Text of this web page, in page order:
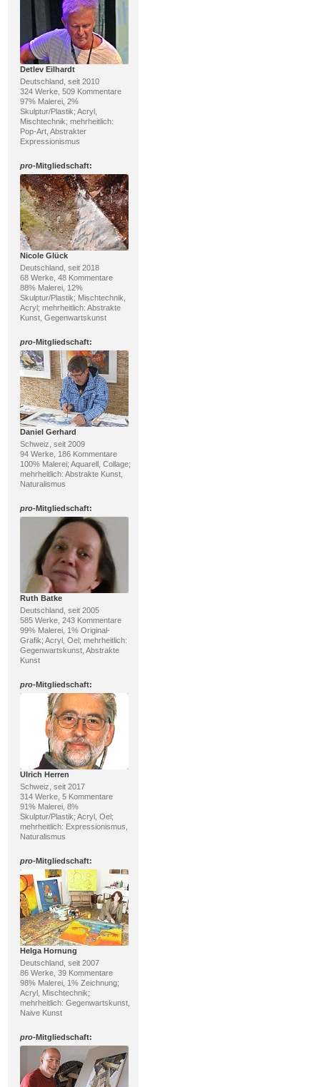
Detlev Eilhardt
Deutschland, seit 2010
324 Werke, 509 Kommentare
97% Malerei, 2%
Skulptur/Plastik; Acryl,
Mischtechnik; mehrheitlich:
Pop-Art, Abstrakter
Expressionismus
pro-Mitgliedschaft:
Nicole Glück
Deutschland, seit 2018
68 Werke, 48 Kommentare
88% Malerei, 12%
Skulptur/Plastik; Mischtechnik,
Acryl; mehrheitlich: Abstrakte
Kunst, Gegenwartskunst
pro-Mitgliedschaft:
Daniel Gerhard
Schweiz, seit 2009
94 Werke, 186 Kommentare
100% Malerei; Aquarell, Collage;
mehrheitlich: Abstrakte Kunst,
Naturalismus
pro-Mitgliedschaft:
Ruth Batke
Deutschland, seit 2005
585 Werke, 243 Kommentare
99% Malerei, 1% Original-
Grafik; Acryl, Oel; mehrheitlich:
Gegenwartskunst, Abstrakte
Kunst
pro-Mitgliedschaft:
Ulrich Herren
Schweiz, seit 2017
314 Werke, 5 Kommentare
91% Malerei, 8%
Skulptur/Plastik; Acryl, Oel;
mehrheitlich: Expressionismus,
Naturalismus
pro-Mitgliedschaft:
Helga Hornung
Deutschland, seit 2007
86 Werke, 39 Kommentare
98% Malerei, 1% Zeichnung;
Acryl, Mischtechnik;
mehrheitlich: Gegenwartskunst,
Naive Kunst
pro-Mitgliedschaft: